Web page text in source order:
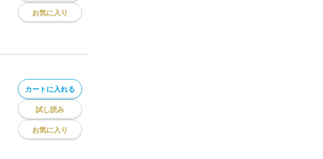
お気に入り
カートに入れる
試し読み
お気に入り